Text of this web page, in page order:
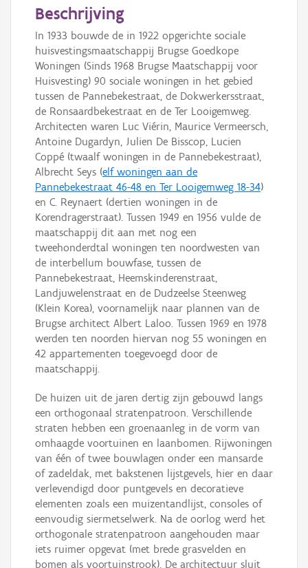
Beschrijving
In 1933 bouwde de in 1922 opgerichte sociale
huisvestingsmaatschappij Brugse Goedkope
Woningen (Sinds 1968 Brugse Maatschappij voor
Huisvesting) 90 sociale woningen in het gebied
tussen de Pannebekestraat, de Dokwerkersstraat,
de Ronsaardbekestraat en de Ter Looigemweg.
Architecten waren Luc Viérin, Maurice Vermeersch,
Antoine Dugardyn, Julien De Bisscop, Lucien
Coppé (twaalf woningen in de Pannebekestraat),
Albrecht Seys (elf woningen aan de
Pannebekestraat 46-48 en Ter Looigemweg 18-34)
en C. Reynaert (dertien woningen in de
Korendragerstraat). Tussen 1949 en 1956 vulde de
maatschappij dit aan met nog een
tweehonderdtal woningen ten noordwesten van
de interbellum bouwfase, tussen de
Pannebekestraat, Heemskinderenstraat,
Landjuwelenstraat en de Dudzeelse Steenweg
(Klein Korea), voornamelijk naar plannen van de
Brugse architect Albert Laloo. Tussen 1969 en 1978
werden ten noorden hiervan nog 55 woningen en
42 appartementen toegevoegd door de
maatschappij.
De huizen uit de jaren dertig zijn gebouwd langs
een orthogonaal stratenpatroon. Verschillende
straten hebben een groenaanleg in de vorm van
omhaagde voortuinen en laanbomen. Rijwoningen
van één of twee bouwlagen onder een mansarde
of zadeldak, met bakstenen lijstgevels, hier en daar
verlevendigd door puntgevels en decoratieve
elementen zoals een muizentandlijst, consoles of
eenvoudig siermetselwerk. Na de oorlog werd het
orthogonale stratenpatroon aangehouden maar
iets ruimer opgevat (met brede grasvelden en
bomen als voortuinstrook). De architectuur sluit